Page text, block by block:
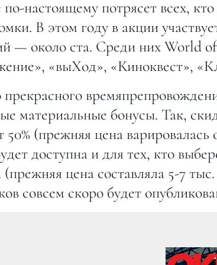
настоящему потрясет всех,
В этом году в акции
— около ста. Среди них World
«выХод», «Киноквест»,
материальные бонусы. Так,
50% (прежняя цена
доступна и для тех, кто
(прежняя цена составляла 5-7
совсем скоро будет